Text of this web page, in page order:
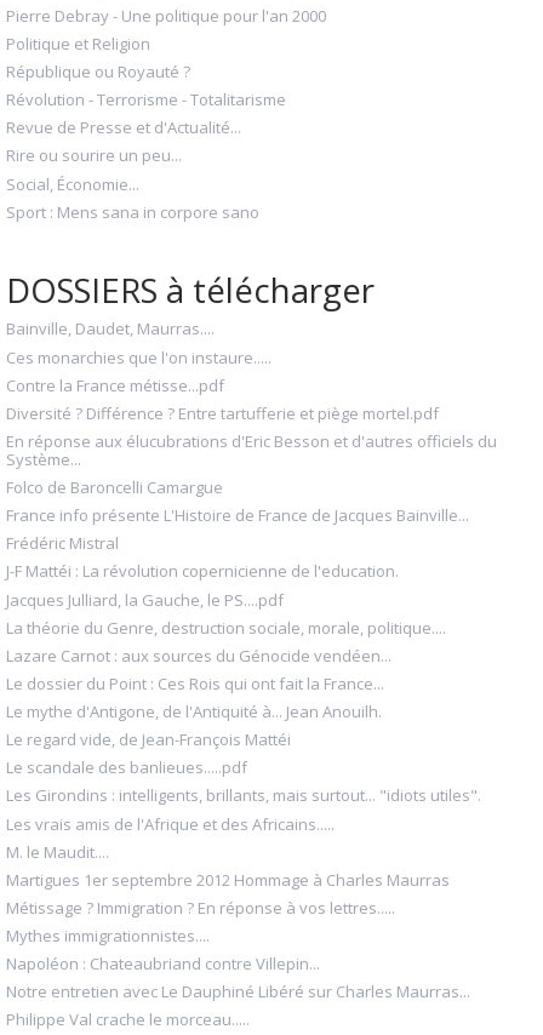
Pierre Debray - Une politique pour l'an 2000
Politique et Religion
République ou Royauté ?
Révolution - Terrorisme - Totalitarisme
Revue de Presse et d'Actualité...
Rire ou sourire un peu...
Social, Économie...
Sport : Mens sana in corpore sano
DOSSIERS à télécharger
Bainville, Daudet, Maurras....
Ces monarchies que l'on instaure.....
Contre la France métisse...pdf
Diversité ? Différence ? Entre tartufferie et piège mortel.pdf
En réponse aux élucubrations d'Eric Besson et d'autres officiels du
Système...
Folco de Baroncelli Camargue
France info présente L'Histoire de France de Jacques Bainville...
Frédéric Mistral
J-F Mattéi : La révolution copernicienne de l'education.
Jacques Julliard, la Gauche, le PS....pdf
La théorie du Genre, destruction sociale, morale, politique....
Lazare Carnot : aux sources du Génocide vendéen...
Le dossier du Point : Ces Rois qui ont fait la France...
Le mythe d'Antigone, de l'Antiquité à... Jean Anouilh.
Le regard vide, de Jean-François Mattéi
Le scandale des banlieues.....pdf
Les Girondins : intelligents, brillants, mais surtout... "idiots utiles".
Les vrais amis de l'Afrique et des Africains.....
M. le Maudit....
Martigues 1er septembre 2012 Hommage à Charles Maurras
Métissage ? Immigration ? En réponse à vos lettres.....
Mythes immigrationnistes....
Napoléon : Chateaubriand contre Villepin...
Notre entretien avec Le Dauphiné Libéré sur Charles Maurras...
Philippe Val crache le morceau.....